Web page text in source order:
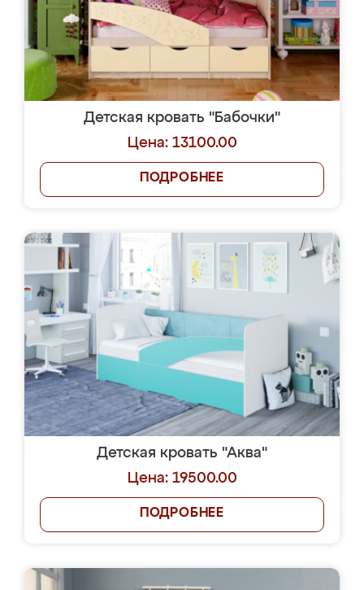
Детская кровать "Бабочки"
Цена: 13100.00
ПОДРОБНЕЕ
Детская кровать "Аква"
Цена: 19500.00
ПОДРОБНЕЕ